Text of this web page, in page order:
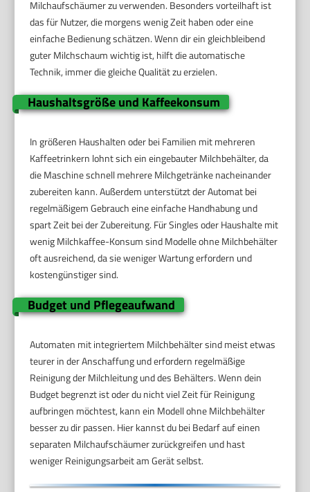
Milchaufschäumer zu verwenden. Besonders vorteilhaft ist
das für Nutzer, die morgens wenig Zeit haben oder eine
einfache Bedienung schätzen. Wenn dir ein gleichbleibend
guter Milchschaum wichtig ist, hilft die automatische
Technik, immer die gleiche Qualität zu erzielen.
Haushaltsgröße und Kaffeekonsum
In größeren Haushalten oder bei Familien mit mehreren
Kaffeetrinkern lohnt sich ein eingebauter Milchbehälter, da
die Maschine schnell mehrere Milchgetränke nacheinander
zubereiten kann. Außerdem unterstützt der Automat bei
regelmäßigem Gebrauch eine einfache Handhabung und
spart Zeit bei der Zubereitung. Für Singles oder Haushalte mit
wenig Milchkaffee-Konsum sind Modelle ohne Milchbehälter
oft ausreichend, da sie weniger Wartung erfordern und
kostengünstiger sind.
Budget und Pflegeaufwand
Automaten mit integriertem Milchbehälter sind meist etwas
teurer in der Anschaffung und erfordern regelmäßige
Reinigung der Milchleitung und des Behälters. Wenn dein
Budget begrenzt ist oder du nicht viel Zeit für Reinigung
aufbringen möchtest, kann ein Modell ohne Milchbehälter
besser zu dir passen. Hier kannst du bei Bedarf auf einen
separaten Milchaufschäumer zurückgreifen und hast
weniger Reinigungsarbeit am Gerät selbst.